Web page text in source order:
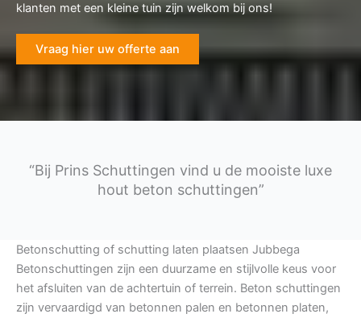
klanten met een kleine tuin zijn welkom bij ons!
Vraag hier uw offerte aan
“Bij Prins Schuttingen vind u de mooiste luxe
hout beton schuttingen”
Betonschutting of schutting laten plaatsen Jubbega
Betonschuttingen zijn een duurzame en stijlvolle keus voor
het afsluiten van de achtertuin of terrein. Beton schuttingen
zijn vervaardigd van betonnen palen en betonnen platen,